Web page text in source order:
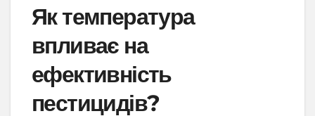
Як температура
впливає на
ефективність
пестицидів?